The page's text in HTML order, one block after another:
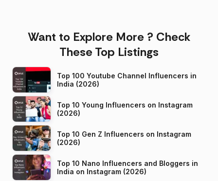
Want to Explore More ? Check
These Top Listings
Top 100 Youtube Channel Influencers in
India (2026)
Top 10 Young Influencers on Instagram
(2026)
Top 10 Gen Z Influencers on Instagram
(2026)
Top 10 Nano Influencers and Bloggers in
India on Instagram (2026)